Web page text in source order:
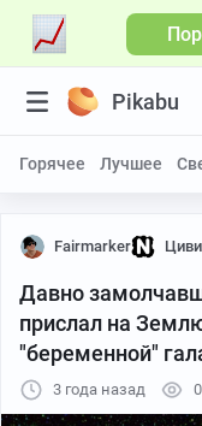
Pikabu
Горячее Лучшее
Fairmarker
Давно
прислал на
"беременной"
3 года назад 0